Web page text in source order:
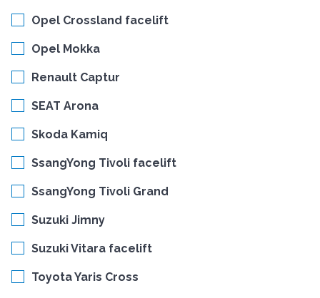
Opel Crossland facelift
Opel Mokka
Renault Captur
SEAT Arona
Skoda Kamiq
SsangYong Tivoli facelift
SsangYong Tivoli Grand
Suzuki Jimny
Suzuki Vitara facelift
Toyota Yaris Cross